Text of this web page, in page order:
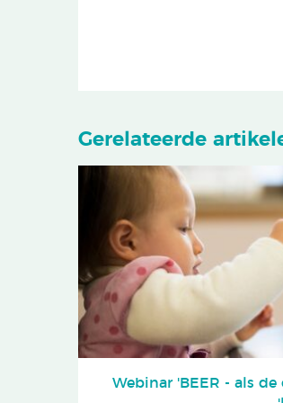
Gerelateerde
Webinar 'BEER - als